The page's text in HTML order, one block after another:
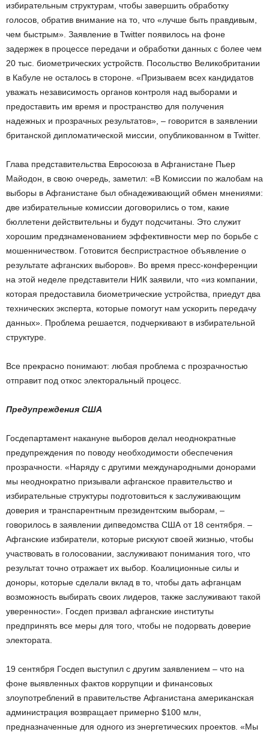
избирательным структурам, чтобы завершить обработку
голосов, обратив внимание на то, что «лучше быть правдивым,
чем быстрым». Заявление в Twitter появилось на фоне
задержек в процессе передачи и обработки данных с более чем
20 тыс. биометрических устройств. Посольство Великобритании
в Кабуле не осталось в стороне. «Призываем всех кандидатов
уважать независимость органов контроля над выборами и
предоставить им время и пространство для получения
надежных и прозрачных результатов», – говорится в заявлении
британской дипломатической миссии, опубликованном в Twitter.
Глава представительства Евросоюза в Афганистане Пьер
Майодон, в свою очередь, заметил: «В Комиссии по жалобам на
выборы в Афганистане был обнадеживающий обмен мнениями:
две избирательные комиссии договорились о том, какие
бюллетени действительны и будут подсчитаны. Это служит
хорошим предзнаменованием эффективности мер по борьбе с
мошенничеством. Готовится беспристрастное объявление о
результате афганских выборов». Во время пресс-конференции
на этой неделе представители НИК заявили, что «из компании,
которая предоставила биометрические устройства, приедут два
технических эксперта, которые помогут нам ускорить передачу
данных». Проблема решается, подчеркивают в избирательной
структуре.
Все прекрасно понимают: любая проблема с прозрачностью
отправит под откос электоральный процесс.
Предупреждения США
Госдепартамент накануне выборов делал неоднократные
предупреждения по поводу необходимости обеспечения
прозрачности. «Наряду с другими международными донорами
мы неоднократно призывали афганское правительство и
избирательные структуры подготовиться к заслуживающим
доверия и транспарентным президентским выборам, –
говорилось в заявлении дипведомства США от 18 сентября. –
Афганские избиратели, которые рискуют своей жизнью, чтобы
участвовать в голосовании, заслуживают понимания того, что
результат точно отражает их выбор. Коалиционные силы и
доноры, которые сделали вклад в то, чтобы дать афганцам
возможность выбирать своих лидеров, также заслуживают такой
уверенности». Госдеп призвал афганские институты
предпринять все меры для того, чтобы не подорвать доверие
электората.
19 сентября Госдеп выступил с другим заявлением – что на
фоне выявленных фактов коррупции и финансовых
злоупотреблений в правительстве Афганистана американская
администрация возвращает примерно $100 млн,
предназначенные для одного из энергетических проектов. «Мы